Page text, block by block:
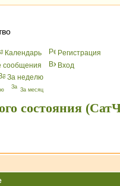
Календарь
Peгиcтрaция
сообщения
Вхoд
За неделю
За месяц
состояния